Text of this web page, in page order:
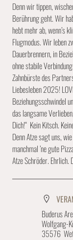
Denn wir tippen,
Berührung geht. Wir
hebt mehr ab, wenn’s
Flugmodus. Wir leben
Dauerbrennern, in
ohne stabile
Zahnbürste des
Liebesleben 2025!
Beziehungsschwindel
das langsame
Dich!“ Kein Kitsch.
Denn Atze sagt uns,
manchmal ’ne gute
Atze Schröder.
Buderus
Wolfgang-
35576